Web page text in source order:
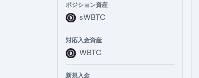
ポジション資産
sWBTC
対応入金資産
WBTC
新規入金